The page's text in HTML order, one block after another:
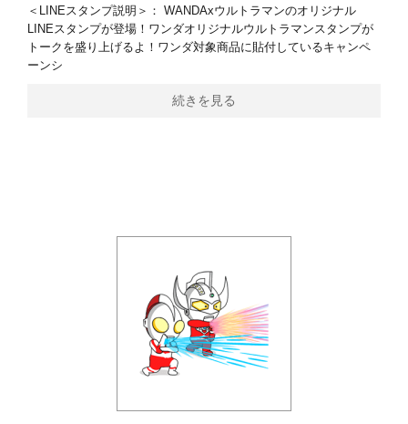
＜LINEスタンプ説明＞： WANDAxウルトラマンのオリジナル
LINEスタンプが登場！ワンダオリジナルウルトラマンスタンプが
トークを盛り上げるよ！ワンダ対象商品に貼付しているキャンペ
ーンシ
続きを見る